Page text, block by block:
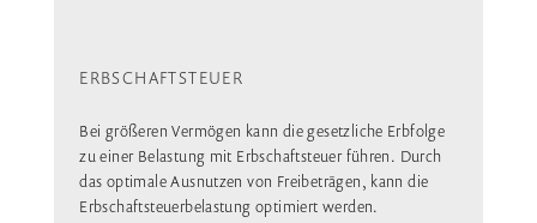
ERBSCHAFTSTEUER
Bei größeren Vermögen kann die gesetzliche Erbfolge
zu einer Belastung mit Erbschaftsteuer führen. Durch
das optimale Ausnutzen von Freibeträgen, kann die
Erbschaftsteuerbelastung optimiert werden.